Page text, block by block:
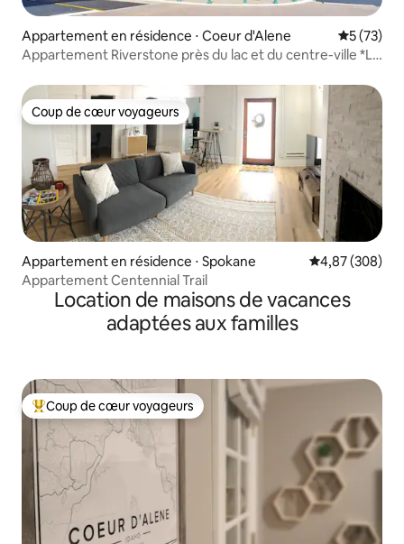
Appartement en résidence ⋅ Coeur d'Alene
5 (73)
Appartement Riverstone près du lac et du centre-ville *Lit
Coup de cœur voyageurs
Coup de cœur voyageurs
Appartement en résidence ⋅ Spokane Évaluation
4,87 (308)
Appartement Centennial Trail
Location de maisons de vacances
adaptées aux familles
Coups de cœur voyageurs les plus appréciés
Coup de cœur voyageurs